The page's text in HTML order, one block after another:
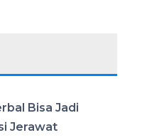
Bisa Jadi
Jerawat